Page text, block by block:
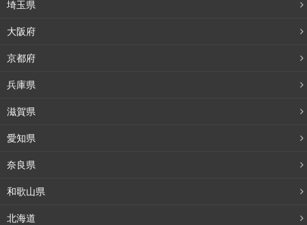
秋バテには夏に蓄積した冷え以外にも原因があります。夏
の暑さから一転、秋になり急に朝晩が寒くなりますよね。
この気温の変化に体が対応しきれないことが不調の原因の
ひとつです。
す。
冷え以外の原因〈紫外線〉
埼玉県
大阪府
京都府
兵庫県
滋賀県
愛知県
奈良県
和歌山県
北海道